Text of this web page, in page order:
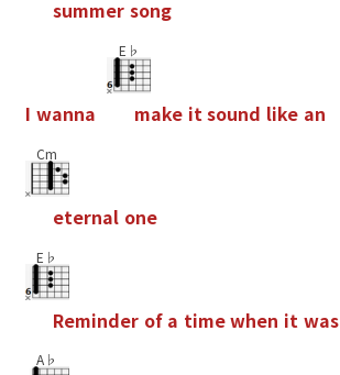
summer song
I wanna
E♭
make itsound like an
Cm
eternal one
E♭
Reminder of a timewhen it was
A♭